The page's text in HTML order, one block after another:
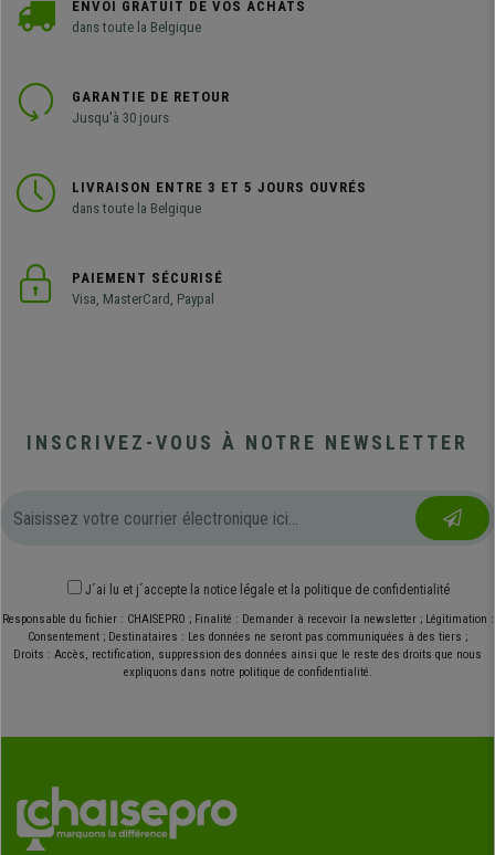
ENVOI GRATUIT DE VOS ACHATS
dans toute la Belgique
GARANTIE DE RETOUR
Jusqu'à 30 jours
LIVRAISON ENTRE 3 ET 5 JOURS OUVRÉS
dans toute la Belgique
PAIEMENT SÉCURISÉ
Visa, MasterCard, Paypal
INSCRIVEZ-VOUS À NOTRE NEWSLETTER
J´ai lu et j´accepte la notice légale et la politique de confidentialité
Responsable du fichier : CHAISEPRO ; Finalité : Demander à recevoir la newsletter ; Légitimation :
Consentement ; Destinataires : Les données ne seront pas communiquées à des tiers ;
Droits : Accès, rectification, suppression des données ainsi que le reste des droits que nous
expliquons dans notre politique de confidentialité.